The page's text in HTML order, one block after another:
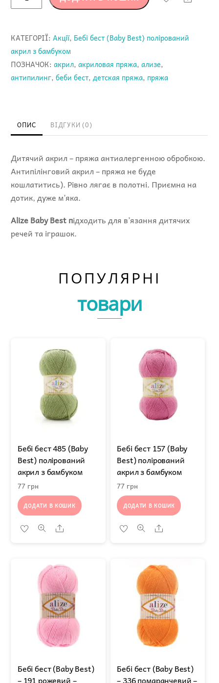
Бебі
-
полірований
акрил
з
КАТЕГОРІЇ:Акції, Бебі бест (Baby Best) полірований
акрил з бамбуком
ПОЗНАЧОК:акрил,акриловая пряжа,ализе,
антипилинг,беби бест,детская пряжа, пряжа
ОПИС ВІДГУКИ (0)
Дитячий акрил – пряжа антиалергенною обробкою.
Антипілінговий акрил – пряжа не буде
кошлатитись). Рівно лягає в полотні. Приємна на
дотик, дуже м’яка.
Alize Baby Best підходить для в’язання дитячих
речей та іграшок.
ПОПУЛЯРНІ
товари
Бебі бест 485 (Baby
Best) полірований
акрил з бамбуком
77 грн
ДОДАТИ В КОШИК
Share
Бебі бест 157 (Baby
Best) полірований
акрил з бамбуком
77 грн
ДОДАТИ В КОШИК
Share
Бебі бест (Baby Best)
– 191 рожевий –
Бебі бест (Baby Best)
– 336 помаранчевий –